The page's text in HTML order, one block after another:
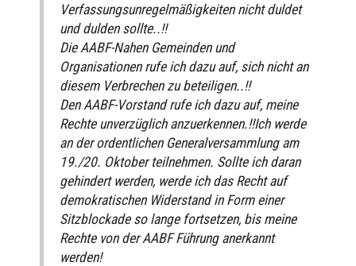
Verfassungsunregelmäßigkeiten nicht duldet
und dulden sollte..!!
Die AABF-Nahen Gemeinden und
Organisationen rufe ich dazu auf, sich nicht an
diesem Verbrechen zu beteiligen..!!
Den AABF-Vorstand rufe ich dazu auf, meine
Rechte unverzüglich anzuerkennen.!!Ich werde
an der ordentlichen Generalversammlung am
19./20. Oktober teilnehmen. Sollte ich daran
gehindert werden, werde ich das Recht auf
demokratischen Widerstand in Form einer
Sitzblockade so lange fortsetzen, bis meine
Rechte von der AABF Führung anerkannt
werden!